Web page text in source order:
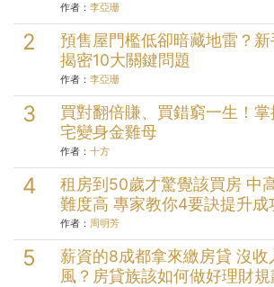
作者： 李亞珊
預售屋門檻低卻暗藏地雷？
揭密10大關鍵問題
作者： 李亞珊
買對翻倍賺、買錯窮一生！
宅變身金雞母
作者： 十方
租房到50歲才驚覺該買房 中
難度高 專家教你4要訣提升成
作者： 周明芳
薪資的8成都拿來繳房貸 沒收
風？房貸族該如何做好理財規